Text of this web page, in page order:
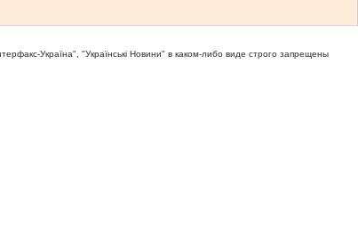
Україна", "Українськi Новини" в каком-либо виде строго запрещены